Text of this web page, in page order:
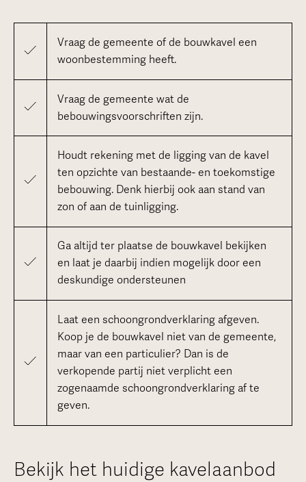
Vraag de gemeente of de bouwkavel een
woonbestemming heeft.
Vraag de gemeente wat de
bebouwingsvoorschriften zijn.
Houdt rekening met de ligging van de kavel
ten opzichte van bestaande- en toekomstige
bebouwing. Denk hierbij ook aan stand van
zon of aan de tuinligging.
Ga altijd ter plaatse de bouwkavel bekijken
en laat je daarbij indien mogelijk door een
deskundige ondersteunen
Laat een schoongrondverklaring afgeven.
Koop je de bouwkavel niet van de gemeente,
maar van een particulier? Dan is de
verkopende partij niet verplicht een
zogenaamde schoongrondverklaring af te
geven.
Bekijk het huidige kavelaanbod